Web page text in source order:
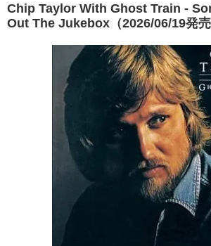
Chip Taylor With Ghost Train -
Out The Jukebox（2026/06/19発売